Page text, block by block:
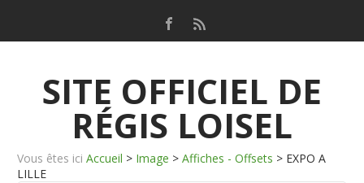
SITE OFFICIEL DE
RÉGIS LOISEL
Vous êtes ici Accueil > Image > Affiches - Offsets > EXPO A
LILLE